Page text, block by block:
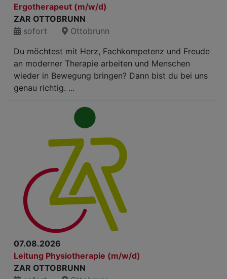
Ergotherapeut (m/w/d)
ZAR OTTOBRUNN
sofort
Ottobrunn
Du möchtest mit Herz, Fachkompetenz und Freude
an moderner Therapie arbeiten und Menschen
wieder in Bewegung bringen? Dann bist du bei uns
genau richtig. ...
07.08.2026
Leitung Physiotherapie (m/w/d)
ZAR OTTOBRUNN